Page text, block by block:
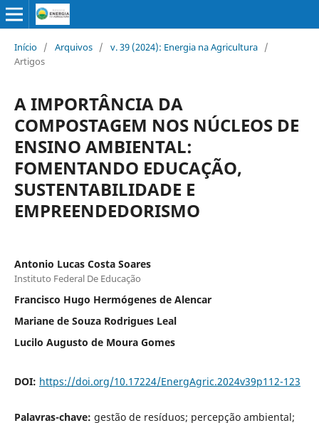
Início / Arquivos / v. 39 (2024): Energia na Agricultura /
Artigos
A IMPORTÂNCIA DA
COMPOSTAGEM NOS NÚCLEOS DE
ENSINO AMBIENTAL:
FOMENTANDO EDUCAÇÃO,
SUSTENTABILIDADE E
EMPREENDEDORISMO
Antonio Lucas Costa Soares
Instituto Federal De Educação
Francisco Hugo Hermógenes de Alencar
Mariane de Souza Rodrigues Leal
Lucilo Augusto de Moura Gomes
DOI: https://doi.org/10.17224/EnergAgric.2024v39p112-123
Palavras-chave: gestão de resíduos; percepção ambiental;